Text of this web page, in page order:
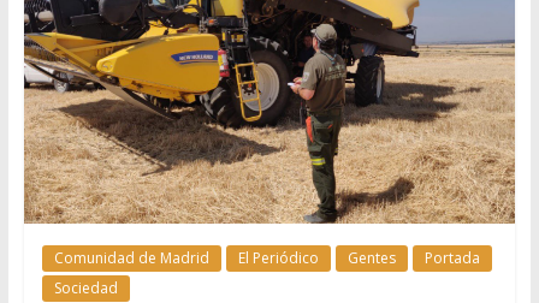
Comunidad de Madrid El Periódico Gentes
Portada
Sociedad